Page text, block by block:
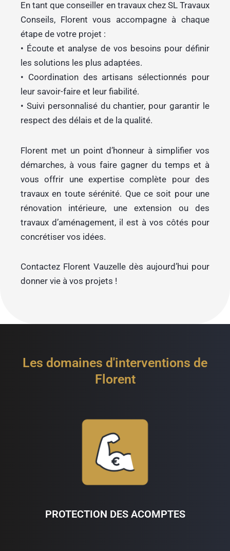
En tant que conseiller en travaux chez SL Travaux
Conseils, Florent vous accompagne à chaque
étape de votre projet :
• Écoute et analyse de vos besoins pour définir
les solutions les plus adaptées.
• Coordination des artisans sélectionnés pour
leur savoir-faire et leur fiabilité.
• Suivi personnalisé du chantier, pour garantir le
respect des délais et de la qualité.
Florent met un point d’honneur à simplifier vos
démarches, à vous faire gagner du temps et à
vous offrir une expertise complète pour des
travaux en toute sérénité. Que ce soit pour une
rénovation intérieure, une extension ou des
travaux d’aménagement, il est à vos côtés pour
concrétiser vos idées.
Contactez Florent Vauzelle dès aujourd’hui pour
donner vie à vos projets !
Les domaines d'interventions de
Florent
PROTECTION DES ACOMPTES